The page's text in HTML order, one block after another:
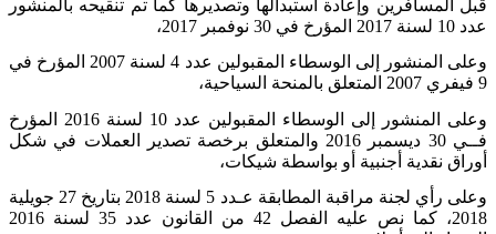
قبل المسافرين وإعادة استبدالها وتصديرها كما تم تنقيحه بالمنشور
عدد 10 لسنة 2017 المؤرخ في 30 نوفمبر 2017،
وعلى المنشور إلى الوسطاء المقبولين عدد 4 لسنة 2007 المؤرخ في
9 فيفري 2007 المتعلق بالمنحة السياحية،
وعلى المنشور إلى الوسطاء المقبولين عدد 10 لسنة 2016 المؤرخ
فــي 30 ديسمبر 2016 والمتعلق برخصة تصدير العملات في شكل
أوراق نقدية أجنبية أو بواسطة شيكات،
وعلى رأي لجنة مراقبة المطابقة عـدد 5 لسنة 2018 بتاريخ 27 جويلية
2018، كما نص عليه الفصل 42 من القانون عدد 35 لسنة 2016